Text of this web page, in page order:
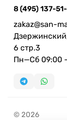
8 (495) 137-
zakaz@san-
6 стр.3
Пн—Сб 09:00
© 2026